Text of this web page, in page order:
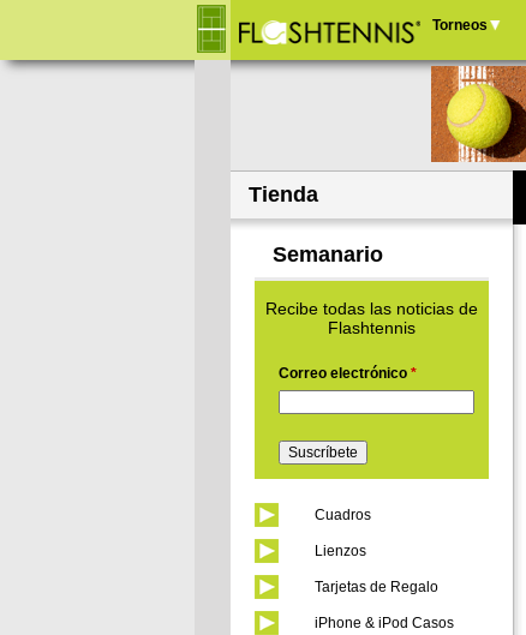
principal
Torneos
Tienda
Semanario
Recibe todas las noticias de
Flashtennis
Correo electrónico *
Cuadros
Lienzos
Tarjetas de Regalo
iPhone & iPod Casos